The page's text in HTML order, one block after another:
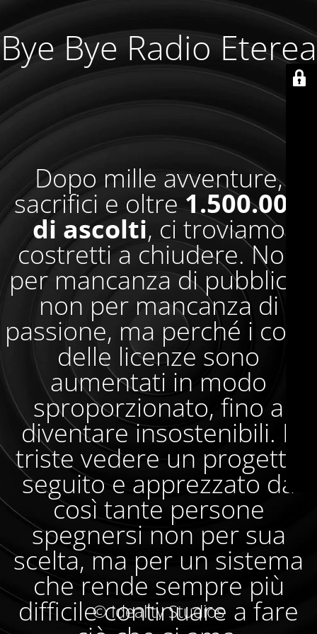
Bye Bye Radio Eterea
Dopo mille avventure,
sacrifici e oltre1.500.000
di ascolti, ci troviamo
costretti a chiudere. Non
per mancanza di pubblico,
non per mancanza di
passione, ma perché i costi
delle licenze sono
aumentati in modo
sproporzionato, fino a
diventare insostenibili. È
triste vedere un progetto
seguito e apprezzato da
così tante persone
spegnersi non per sua
scelta, ma per un sistema
che rende sempre più
difficile continuare a fare
© Ideality Studios